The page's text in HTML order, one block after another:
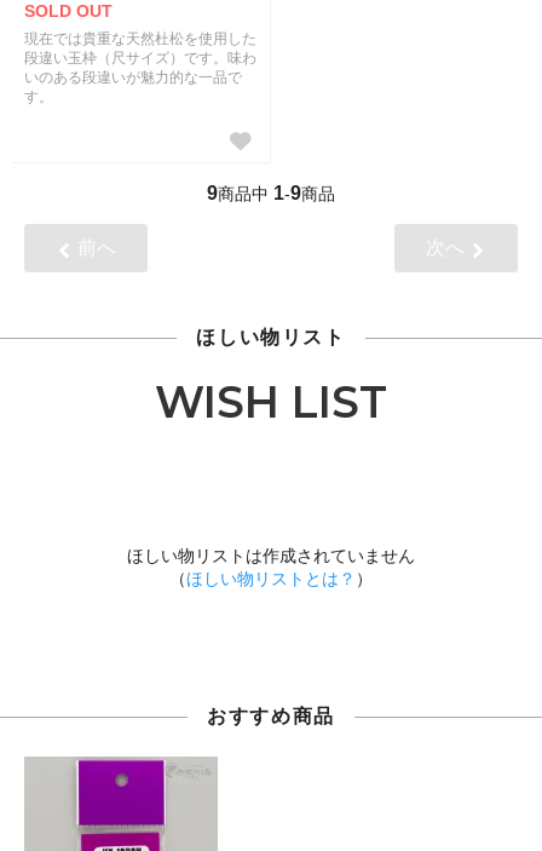
SOLD OUT
現在では貴重な天然杜松を使用した
段違い玉枠（尺サイズ）です。味わ
いのある段違いが魅力的な一品で
す。
9商品中 1-9商品
前へ 次へ
ほしい物リスト
WISH LIST
ほしい物リストは作成されていません
（ほしい物リストとは？ ）
おすすめ商品